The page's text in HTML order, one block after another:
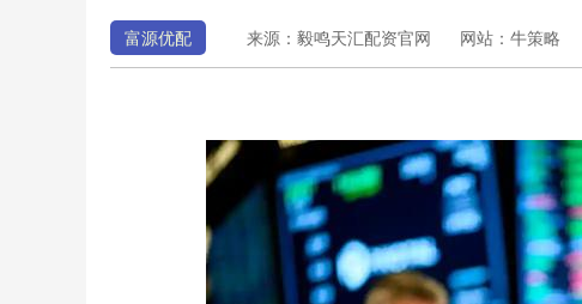
富源优配 来源：毅鸣天汇配资官网 网站：牛策略